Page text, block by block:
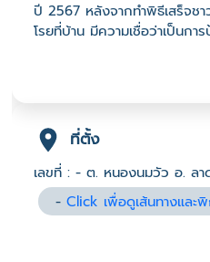
ปี 2567 หลังจากทำพิธีเสร็จชา
โรยที่บ้าน มีความเชื่อว่าเป็นกา
ที่ตั้ง
เลขที่ : - ต. หนองนมวัว อ. ล
-Click เพื่อดูเส้นทางแล